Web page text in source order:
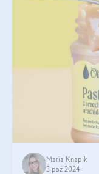
Maria Knapik
3 paź 2024